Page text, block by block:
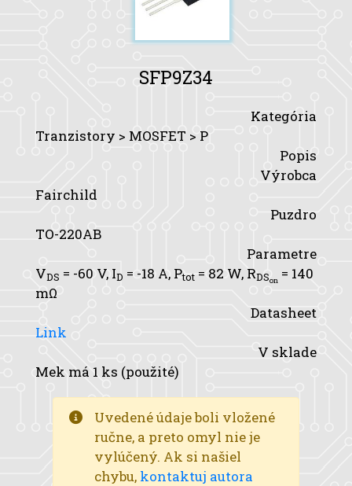
SFP9Z34
Kategória
Tranzistory > MOSFET > P
Popis
Výrobca
Fairchild
Puzdro
TO-220AB
Parametre
VDS = -60 V, ID = -18 A, Ptot = 82 W, RDSon = 140
mΩ
Datasheet
Link
V sklade
Mek má 1 ks (použité)
Uvedené údaje boli vložené
ručne, a preto omyl nie je
vylúčený. Ak si našiel
chybu, kontaktuj autora